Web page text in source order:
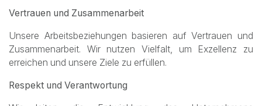
Vertrauen und Zusammenarbeit
Unsere Arbeitsbeziehungen basieren auf Vertrauen und
Zusammenarbeit. Wir nutzen Vielfalt, um Exzellenz zu
erreichen und unsere Ziele zu erfüllen.
Respekt und Verantwortung